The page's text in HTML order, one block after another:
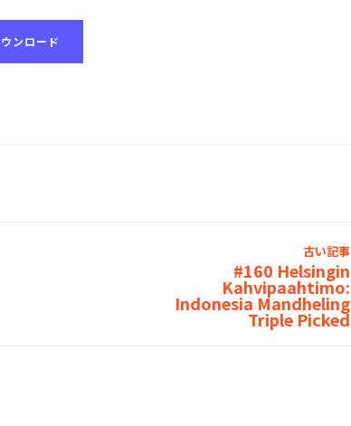
ンロード
古い記事
#160 Helsingin
Kahvipaahtimo:
Indonesia Mandheling
Triple Picked